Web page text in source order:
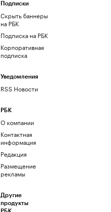
Подписки
Скрыть баннеры
на РБК
Подписка на РБК
Корпоративная
подписка
Уведомления
RSS Новости
РБК
О компании
Контактная
информация
Редакция
Размещение
рекламы
Другие
продукты